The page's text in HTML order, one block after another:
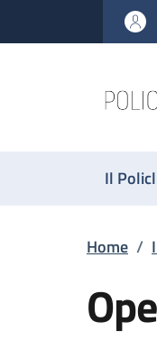
al contenuto
to footer content
Il
Home /